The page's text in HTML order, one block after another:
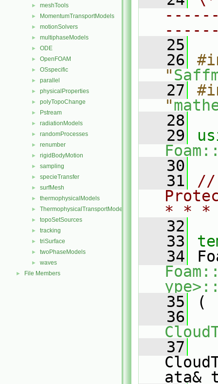
► meshTools
► MomentumTransportModels
► motionSolvers
► multiphaseModels
► ODE
► OpenFOAM
► OSspecific
► parallel
► physicalProperties
► polyTopoChange
► Pstream
► radiationModels
► randomProcesses
► renumber
► rigidBodyMotion
► sampling
► specieTransfer
► surfMesh
► thermophysicalModels
► ThermophysicalTransportModels
► topoSetSources
► tracking
► triSurface
► twoPhaseModels
► waves
► File Members
   25
   26
"
   27
"
   28
   29
   30
   31
//
* * *
   32
   33
   34
   35
(
   36
   37
ata&